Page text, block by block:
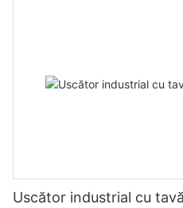
Uscător industrial cu